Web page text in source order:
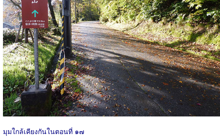
มุมใกล้เคียงกันในตอนที่ ๑๗